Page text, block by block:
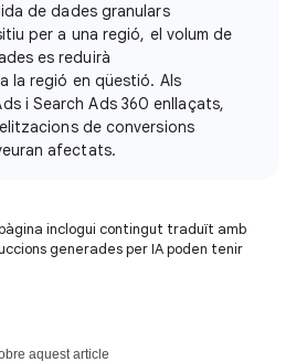
de dades granulars
per a una regió, el volum de
es reduirà
la regió en qüestió. Als
i Search Ads 360 enllaçats,
de conversions
afectats.
inclogui contingut traduït amb
generades per IA poden tenir
aquest article